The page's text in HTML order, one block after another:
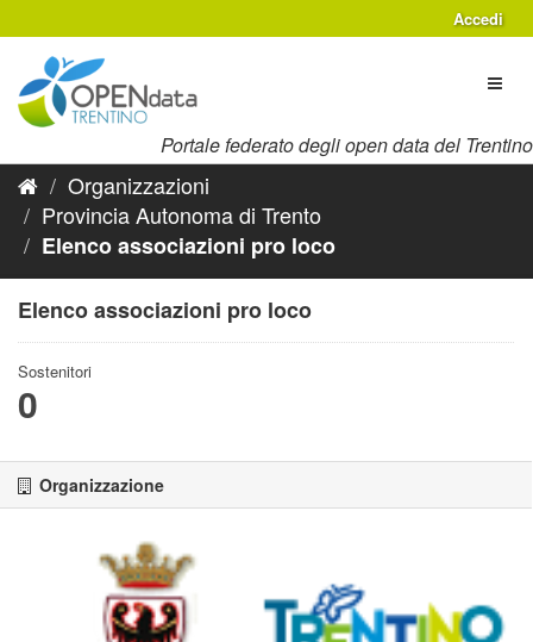
al
contenuto
Accedi
Portale federato degli open data del Trentino
Organizzazioni
Provincia Autonoma di Trento
Elenco associazioni pro loco
Elenco associazioni pro loco
Sostenitori
0
Organizzazione